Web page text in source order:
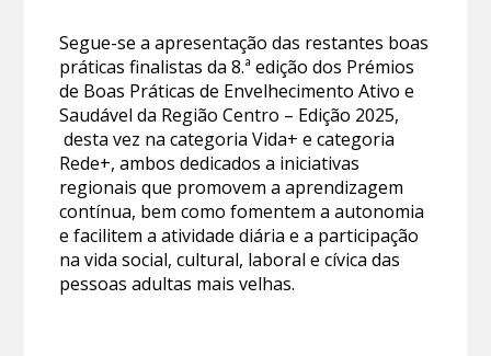
Segue-se a apresentação das restantes boas
práticas finalistas da 8.ª edição dos Prémios
de Boas Práticas de Envelhecimento Ativo e
Saudável da Região Centro – Edição 2025,
desta vez na categoria Vida+ e categoria
Rede+, ambos dedicados a iniciativas
regionais que promovem a aprendizagem
contínua, bem como fomentem a autonomia
e facilitem a atividade diária e a participação
na vida social, cultural, laboral e cívica das
pessoas adultas mais velhas.